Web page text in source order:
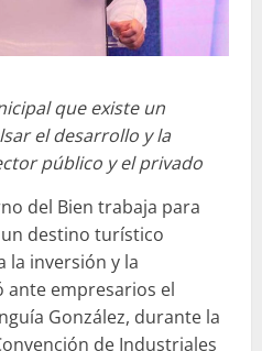
que existe un
el desarrollo y la
público y el privado
del Bien trabaja para
destino turístico
la inversión y la
ante empresarios el
González, durante la
de Industriales